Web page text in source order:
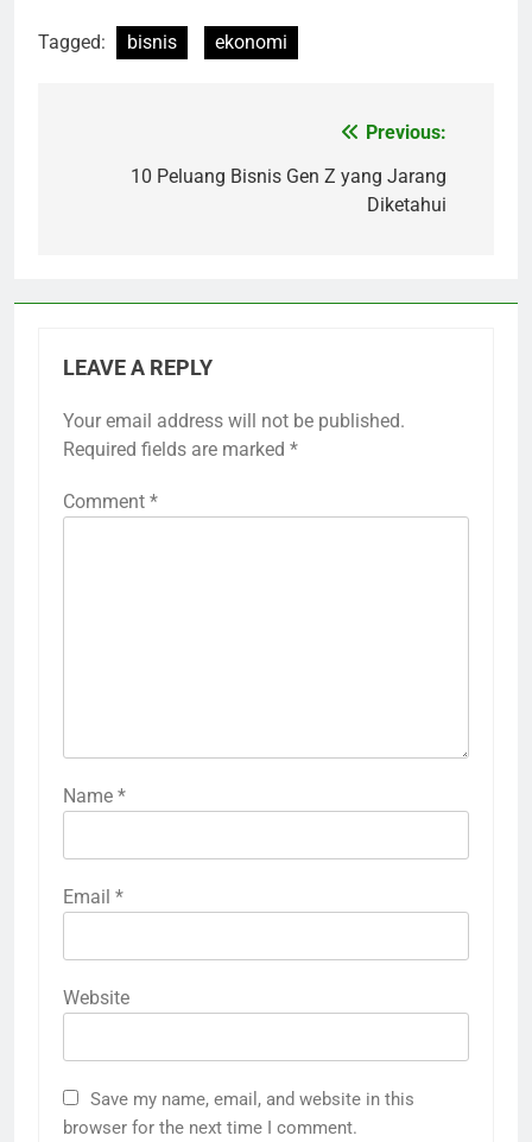
Tagged: bisnis ekonomi
navigation
Previous:
10 Peluang Bisnis Gen Z yang Jarang
Diketahui
LEAVE A REPLY
Your email address will not be published.
Required fields are marked *
Comment *
Name *
Email *
Website
Save my name, email, and website in this
browser for the next time I comment.